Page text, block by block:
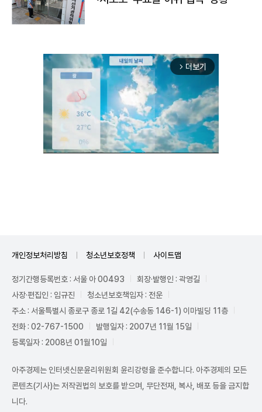
arrow_forward_ios 더보기
개인정보처리방침 청소년보호정책 사이트맵
정기간행등록번호 : 서울 아 00493
회장·발행인 : 곽영길
사장·편집인 : 임규진
청소년보호책임자 : 전운
주소 : 서울특별시 종로구 종로 1길 42(수송동 146-1) 이마빌딩 11층
전화 : 02-767-1500
발행일자 : 2007년 11월 15일
등록일자 : 2008년 01월10일
아주경제는 인터넷신문윤리위원회 윤리강령을 준수합니다. 아주경제의 모든
콘텐츠(기사)는 저작권법의 보호를 받으며, 무단전재, 복사, 배포 등을 금지합
니다.